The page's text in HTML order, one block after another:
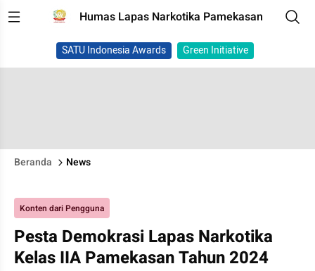
Humas Lapas Narkotika Pamekasan
SATU Indonesia Awards Green Initiative
Beranda News
Konten dari Pengguna
Pesta Demokrasi Lapas Narkotika
Kelas IIA Pamekasan Tahun 2024